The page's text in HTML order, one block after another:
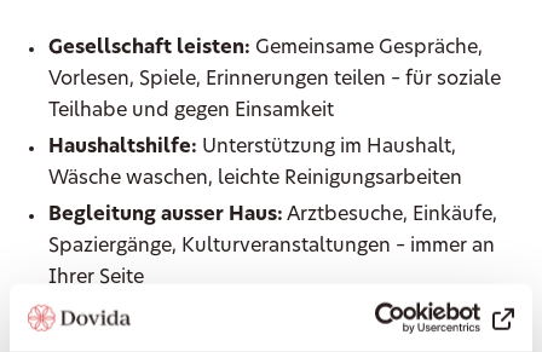
Gesellschaft leisten: Gemeinsame Gespräche,
Vorlesen, Spiele, Erinnerungen teilen – für soziale
Teilhabe und gegen Einsamkeit
Haushaltshilfe: Unterstützung im Haushalt,
Wäsche waschen, leichte Reinigungsarbeiten
Begleitung ausser Haus: Arztbesuche, Einkäufe,
Spaziergänge, Kulturveranstaltungen – immer an
Ihrer Seite
Einkaufen und Mahlzeiten zubereiten:Frische,